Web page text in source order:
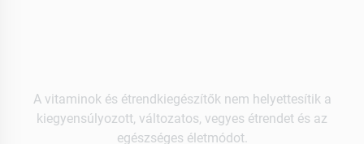
A vitaminok és étrendkiegészítők nem helyettesítik a
kiegyensúlyozott, változatos, vegyes étrendet és az
egészséges életmódot.